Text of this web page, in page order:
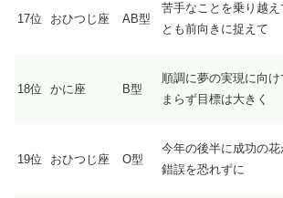
17位 おひつじ座 AB型
苦手なことを乗り越
とも前向きに捉えて
18位 かに座 B型
順調に夢の実現に向
まらず目標は大きく
19位 おひつじ座 O型
今年の後半に成功の
錯誤を恐れずに